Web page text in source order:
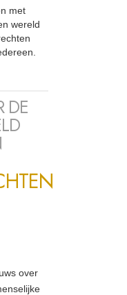
met
wereld
DE
over